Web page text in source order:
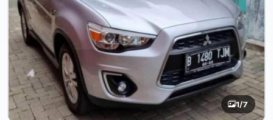
1/7